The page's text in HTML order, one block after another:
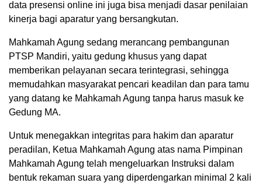
data presensi online ini juga bisa menjadi dasar penilaian
kinerja bagi aparatur yang bersangkutan.
Mahkamah Agung sedang merancang pembangunan
PTSP Mandiri, yaitu gedung khusus yang dapat
memberikan pelayanan secara terintegrasi, sehingga
memudahkan masyarakat pencari keadilan dan para tamu
yang datang ke Mahkamah Agung tanpa harus masuk ke
Gedung MA.
Untuk menegakkan integritas para hakim dan aparatur
peradilan, Ketua Mahkamah Agung atas nama Pimpinan
Mahkamah Agung telah mengeluarkan Instruksi dalam
bentuk rekaman suara yang diperdengarkan minimal 2 kali